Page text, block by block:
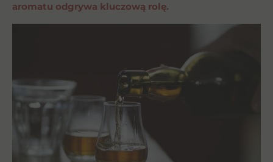
aromatu odgrywa kluczową rolę.